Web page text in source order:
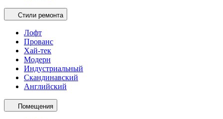
Стили ремонта
Лофт
Прованс
Хай-тек
Модерн
Индустриальный
Скандинавский
Английский
Помещения